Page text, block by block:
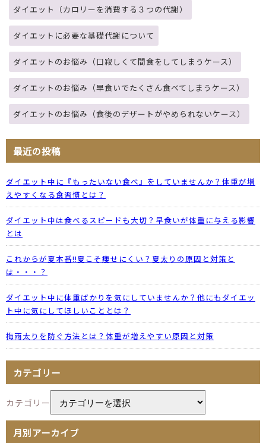
ダイエット（カロリーを消費する３つの代謝）
ダイエットに必要な基礎代謝について
ダイエットのお悩み（口寂しくて間食をしてしまうケース）
ダイエットのお悩み（早食いでたくさん食べてしまうケース）
ダイエットのお悩み（食後のデザートがやめられないケース）
最近の投稿
ダイエット中に『もったいない食べ』をしていませんか？体重が増
えやすくなる食習慣とは？
ダイエット中は食べるスピードも大切？早食いが体重に与える影響
とは
これからが夏本番!!夏こそ痩せにくい？夏太りの原因と対策と
は・・・？
ダイエット中に体重ばかりを気にしていませんか？他にもダイエッ
ト中に気にしてほしいこととは？
梅雨太りを防ぐ方法とは？体重が増えやすい原因と対策
カテゴリー
カテゴリー
月別アーカイブ